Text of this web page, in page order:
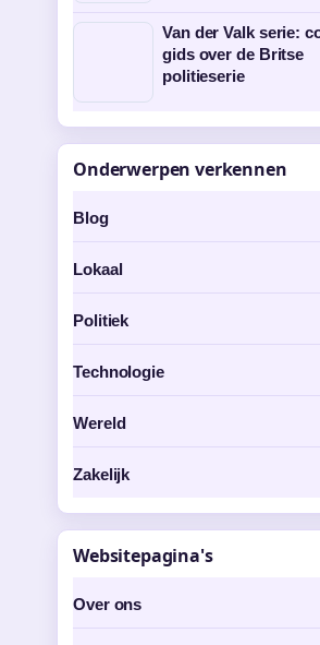
Van der Valk serie:
gids over de Britse
politieserie
Onderwerpen verkennen
Blog
Lokaal
Politiek
Technologie
Wereld
Zakelijk
Websitepagina's
Over ons